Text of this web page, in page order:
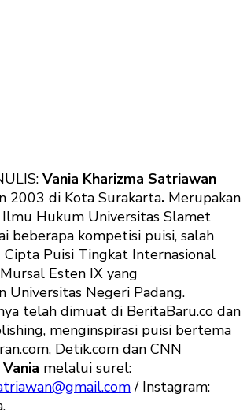
Vania Kharizma Satriawan
2003 di Kota Surakarta. Merupakan
Hukum Universitas Slamet
beberapa kompetisi puisi, salah
Cipta Puisi Tingkat Internasional
Esten IX yang
Universitas Negeri Padang.
telah dimuat di BeritaBaru.co dan
menginspirasi puisi bertema
Detik.com dan CNN
Vania melalui surel:
/ Instagram: